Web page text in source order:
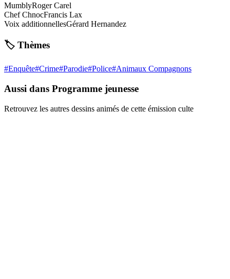
MumblyRoger Carel
Chef ChnocFrancis Lax
Voix additionnellesGérard Hernandez
🏷️ Thèmes
#Enquête#Crime#Parodie#Police#Animaux Compagnons
Aussi dans Programme jeunesse
Retrouvez les autres dessins animés de cette émission culte